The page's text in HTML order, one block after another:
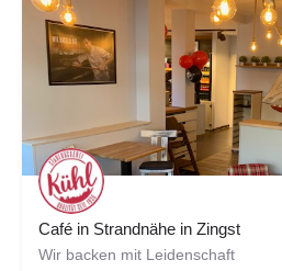
Café in Strandnähe in Zingst
Wir backen mit Leidenschaft